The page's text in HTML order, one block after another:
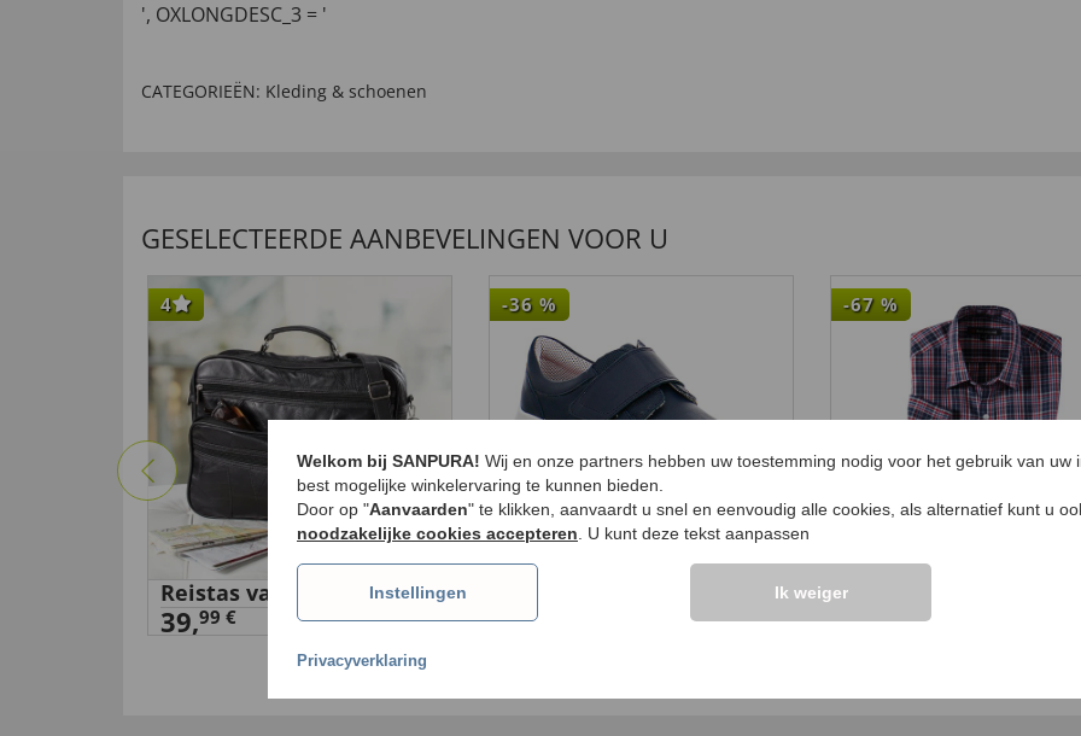
', OXLONGDESC_3 = '
CATEGORIEËN: Kleding & schoenen
GESELECTEERDE AANBEVELINGEN VOOR U
4
Reistas van lamsleer
39,99 €
-36 %
voor dames
-67 %
Vrijetijdsoverhemd
Care’
Welkom bij SANPURA! Wij en onze partners hebben uw toestemming nodig voor het gebruik van uw
best mogelijke winkelervaring te kunnen bieden.
Door op "Aanvaarden" te klikken, aanvaardt u snel en eenvoudig alle cookies, als alternatief kunt u
noodzakelijke cookies accepteren . U kunt deze tekst aanpassen
Instellingen Ik weiger
Privacyverklaring